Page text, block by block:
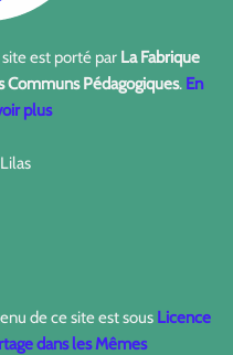
site est porté par La Fabrique
Communs Pédagogiques. En
plus
de ce site est sous Licence
dans les Mêmes